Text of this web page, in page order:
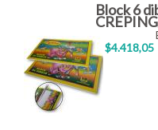
Block 6
$4.418,05